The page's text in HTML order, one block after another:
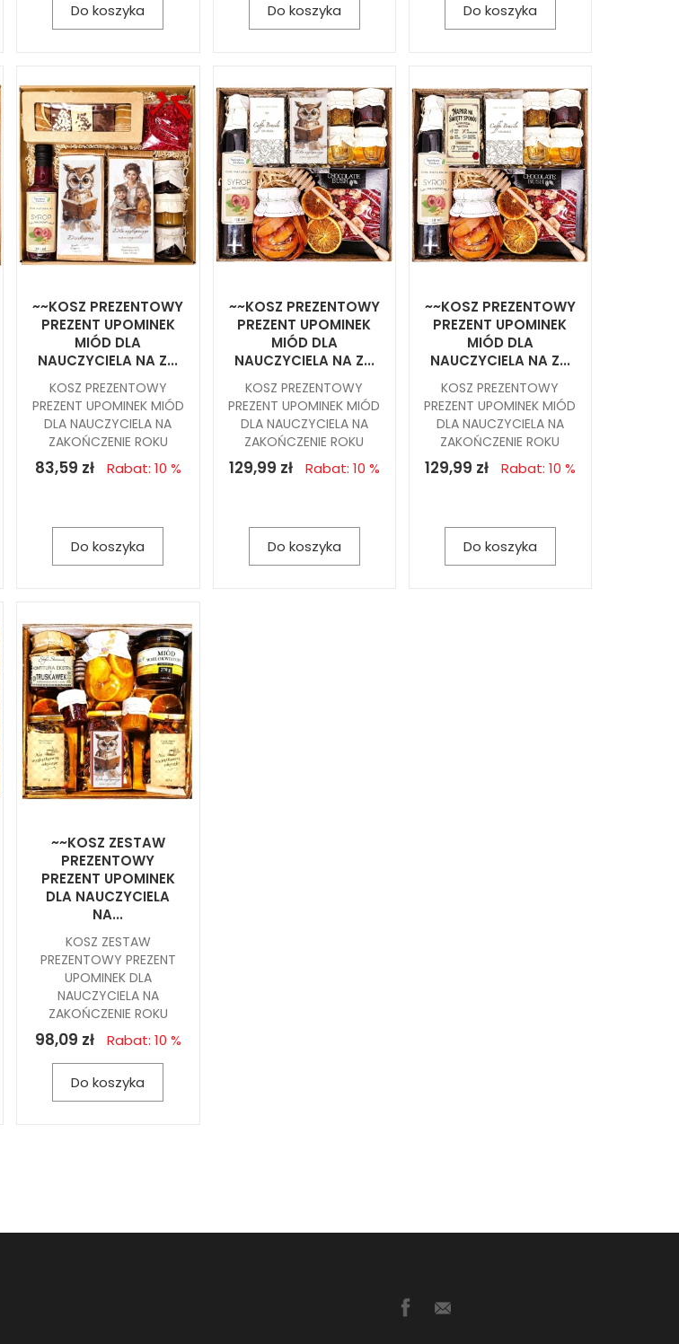
Do koszyka Do koszyka Do koszyka
~~KOSZ PREZENTOWY
PREZENT UPOMINEK
MIÓD DLA
NAUCZYCIELA NA Z...
KOSZ PREZENTOWY
PREZENT UPOMINEK MIÓD
DLA NAUCZYCIELA NA
ZAKOŃCZENIE ROKU
83,59 zł Rabat: 10 %
Do koszyka
~~KOSZ PREZENTOWY
PREZENT UPOMINEK
MIÓD DLA
NAUCZYCIELA NA Z...
KOSZ PREZENTOWY
PREZENT UPOMINEK MIÓD
DLA NAUCZYCIELA NA
ZAKOŃCZENIE ROKU
129,99 zł Rabat: 10 %
Do koszyka
~~KOSZ PREZENTOWY
PREZENT UPOMINEK
MIÓD DLA
NAUCZYCIELA NA Z...
KOSZ PREZENTOWY
PREZENT UPOMINEK MIÓD
DLA NAUCZYCIELA NA
ZAKOŃCZENIE ROKU
129,99 zł Rabat: 10 %
Do koszyka
~~KOSZ ZESTAW
PREZENTOWY
PREZENT UPOMINEK
DLA NAUCZYCIELA
NA...
KOSZ ZESTAW
PREZENTOWY PREZENT
UPOMINEK DLA
NAUCZYCIELA NA
ZAKOŃCZENIE ROKU
98,09 zł Rabat: 10 %
Do koszyka